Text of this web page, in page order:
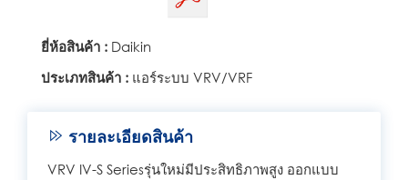
ยี่ห้อสินค้า : Daikin
ประเภทสินค้า : แอร์ระบบ VRV/VRF
รายละเอียดสินค้า
VRV IV-S Seriesรุ่นใหม่มีประสิทธิภาพสูง ออกแบบ